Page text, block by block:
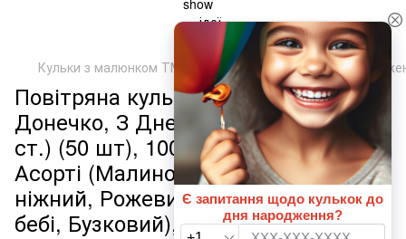
Кульки з малюнком ТМ Арт-студія "SHOW" День
Повітряна кулька SDR-73B 12"
Донечко, З Днем народження! (5
ст.) (50 шт), 100 шт., 12"/30см.,
Асорті (Малиновий, Рожевий
ніжний, Рожевий блідий, Рожевий
бебі, Бузковий), Для дівчат